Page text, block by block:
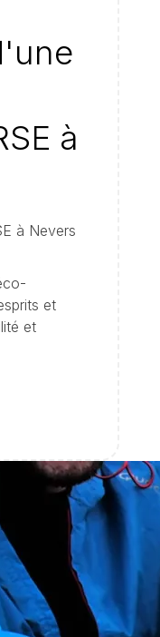
à
à Nevers
et
et